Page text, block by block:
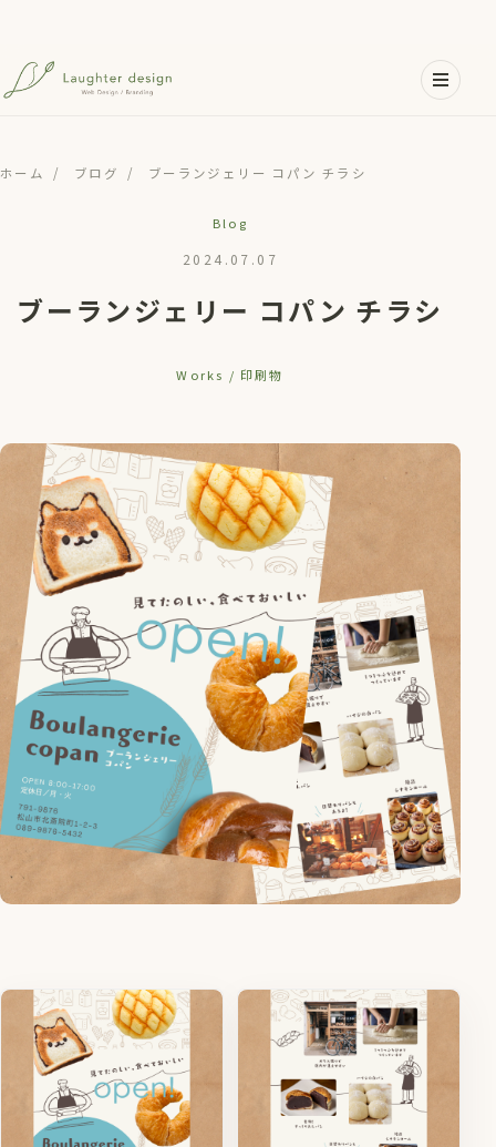
メインコンテンツへスキップ
ホーム / ブログ / ブーランジェリー コパン チラシ
Blog
2024.07.07
ブーランジェリー コパン チラシ
Works / 印刷物